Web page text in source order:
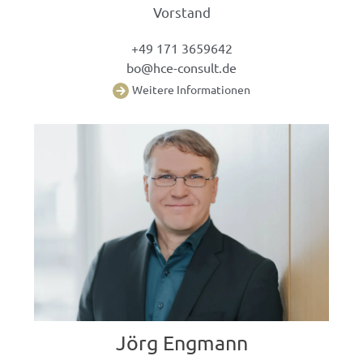
Vorstand
+49 171 3659642
bo@hce-consult.de
Weitere Informationen
Jörg Engmann